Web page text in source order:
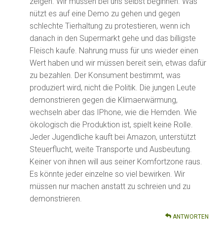
nützt es auf eine Demo zu gehen und gegen
schlechte Tierhaltung zu protestieren, wenn ich
danach in den Supermarkt gehe und das billigste
Fleisch kaufe. Nahrung muss für uns wieder einen
Wert haben und wir müssen bereit sein, etwas dafür
zu bezahlen. Der Konsument bestimmt, was
produziert wird, nicht die Politik. Die jungen Leute
demonstrieren gegen die Klimaerwärmung,
wechseln aber das IPhone, wie die Hemden. Wie
ökologisch die Produktion ist, spielt keine Rolle.
Jeder Jugendliche kauft bei Amazon, unterstützt
Steuerflucht, weite Transporte und Ausbeutung.
Keiner von ihnen will aus seiner Komfortzone raus.
Es könnte jeder einzelne so viel bewirken. Wir
müssen nur machen anstatt zu schreien und zu
demonstrieren.
ANTWORTEN